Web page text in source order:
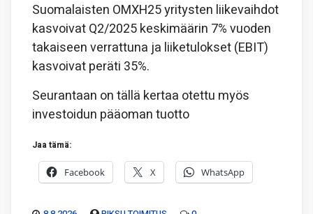
Suomalaisten OMXH25 yritysten liikevaihdot
kasvoivat Q2/2025 keskimäärin 7% vuoden
takaiseen verrattuna ja liiketulokset (EBIT)
kasvoivat peräti 35%.
Seurantaan on tällä kertaa otettu myös
investoidun pääoman tuotto
Jaa tämä:
Facebook X WhatsApp